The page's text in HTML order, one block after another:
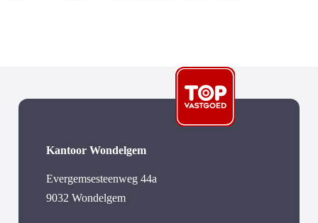
Kantoor Wondelgem
Evergemsesteenweg 44a
9032 Wondelgem